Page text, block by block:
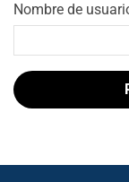
Nombre de